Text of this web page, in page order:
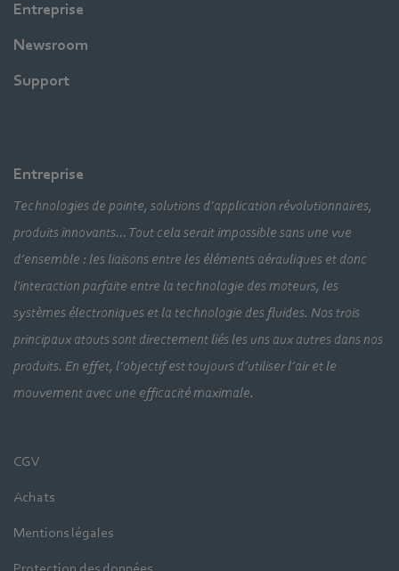
Entreprise
Newsroom
Support
Entreprise
Technologies de pointe, solutions d’application révolutionnaires,
produits innovants… Tout cela serait impossible sans une vue
d’ensemble : les liaisons entre les éléments aérauliques et donc
l'interaction parfaite entre la technologie des moteurs, les
systèmes électroniques et la technologie des fluides. Nos trois
principaux atouts sont directement liés les uns aux autres dans nos
produits. En effet, l’objectif est toujours d’utiliser l’air et le
mouvement avec une efficacité maximale.
CGV
Achats
Mentions légales